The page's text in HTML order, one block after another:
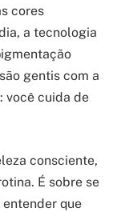
cores
a tecnologia
gentis com a
você cuida de
consciente,
É sobre se
entender que